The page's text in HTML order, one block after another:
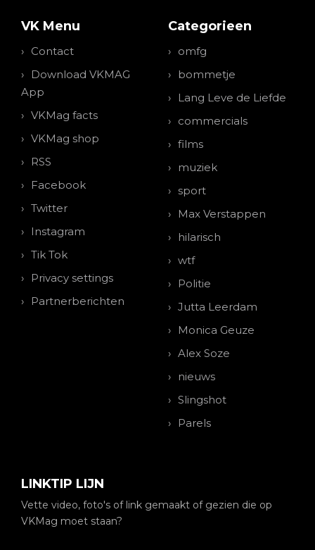
VK Menu
Contact
Download VKMAG
App
VKMag facts
VKMag shop
RSS
Facebook
Twitter
Instagram
Tik Tok
Privacy settings
Partnerberichten
Categorieen
omfg
bommetje
Lang Leve de Liefde
commercials
films
muziek
sport
Max Verstappen
hilarisch
wtf
Politie
Jutta Leerdam
Monica Geuze
Alex Soze
nieuws
Slingshot
Parels
LINKTIP LIJN
Vette video, foto's of link gemaakt of gezien die op
VKMag moet staan?